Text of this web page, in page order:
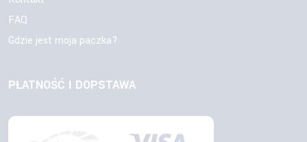
FAQ
Gdzie jest moja paczka?
PŁATNOŚĆ I DOPSTAWA